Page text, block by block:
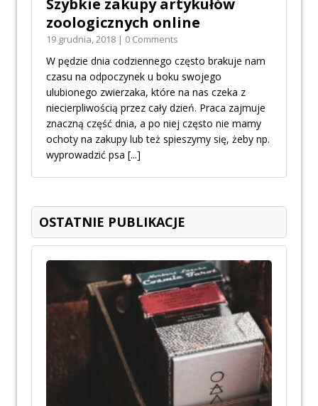
Szybkie zakupy artykułów
zoologicznych online
19 grudnia, 2018 | 0 Comments
W pędzie dnia codziennego często brakuje nam
czasu na odpoczynek u boku swojego
ulubionego zwierzaka, które na nas czeka z
niecierpliwością przez cały dzień. Praca zajmuje
znaczną część dnia, a po niej często nie mamy
ochoty na zakupy lub też spieszymy się, żeby np.
wyprowadzić psa [...]
OSTATNIE PUBLIKACJE